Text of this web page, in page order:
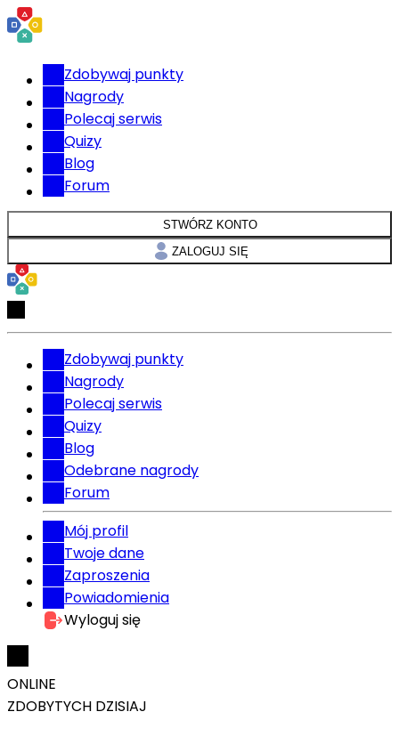
Zdobywaj punkty
Nagrody
Polecaj serwis
Quizy
Blog
Forum
STWÓRZ KONTO
ZALOGUJ SIĘ
Zdobywaj punkty
Nagrody
Polecaj serwis
Quizy
Blog
Odebrane nagrody
Forum
Mój profil
Twoje dane
Zaproszenia
Powiadomienia
Wyloguj się
ONLINE
ZDOBYTYCH DZISIAJ